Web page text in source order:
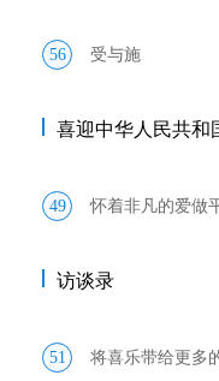
56 受与施
喜迎中华人民共和
49 怀着非凡的爱做
访谈录
51 将喜乐带给更多